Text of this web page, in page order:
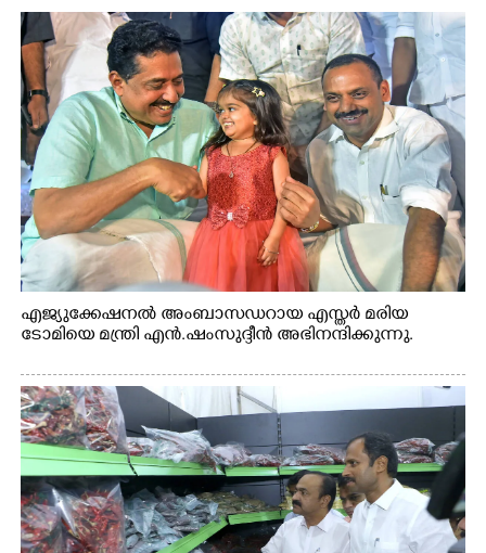
എജ്യുക്കേഷനൽ അംബാസഡറായ എസ്തർ മരിയ
ടോമിയെ മന്ത്രി എൻ.ഷംസുദ്ദീൻ അഭിനന്ദിക്കുന്നു.